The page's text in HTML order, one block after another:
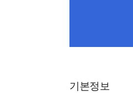
기본정보